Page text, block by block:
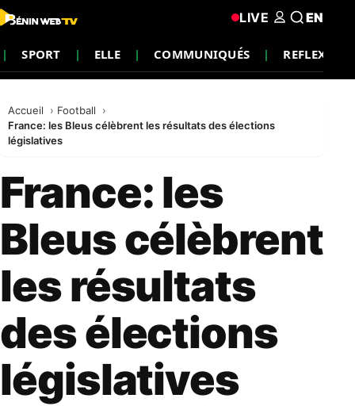
SPORT ELLE COMMUNIQUÉS REFLEXION
LIVE EN
Accueil
Football
France: les Bleus célèbrent les résultats des élections
législatives
France: les
Bleus célèbrent
les résultats
des élections
législatives